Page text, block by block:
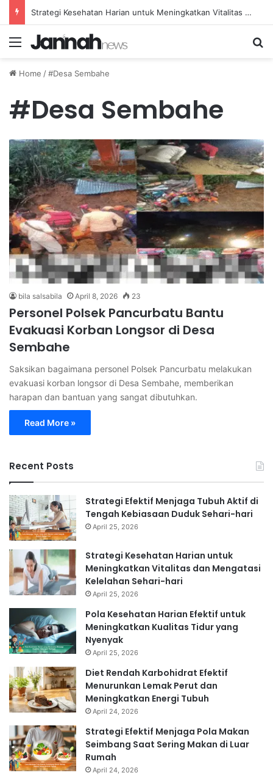
Strategi Kesehatan Harian untuk Meningkatkan Vitalitas dan Mengatasi Kelelahan Sehari-hari
Menu
Home /#Desa Sembahe
#Desa Sembahe
bila salsabila April 8, 2026 23
Personel Polsek Pancurbatu Bantu
Evakuasi Korban Longsor di Desa
Sembahe
Saksikan bagaimana personel Polsek Pancurbatu melakukan
evakuasi korban longsor di Desa Sembahe, memberikan
harapan dan bantuan yang sangat dibutuhkan.
Read More »
Recent Posts
Strategi Efektif Menjaga Tubuh Aktif di
Tengah Kebiasaan Duduk Sehari-hari
April 25, 2026
Strategi Kesehatan Harian untuk
Meningkatkan Vitalitas dan Mengatasi
Kelelahan Sehari-hari
April 25, 2026
Pola Kesehatan Harian Efektif untuk
Meningkatkan Kualitas Tidur yang
Nyenyak
April 25, 2026
Diet Rendah Karbohidrat Efektif
Menurunkan Lemak Perut dan
Meningkatkan Energi Tubuh
April 24, 2026
Strategi Efektif Menjaga Pola Makan
Seimbang Saat Sering Makan di Luar
Rumah
April 24, 2026